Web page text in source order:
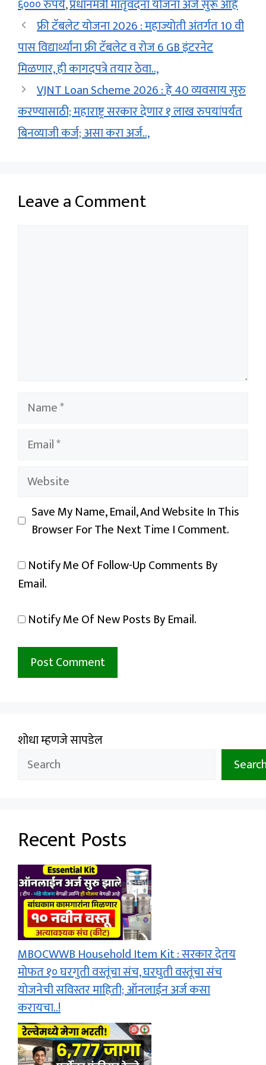
६००० रुपये,प्रधानमंत्री मातृवंदना योजना अर्ज सुरू आहे
फ्री टॅबलेट योजना 2026 : महाज्योती अंतर्गत 10 वी
पास विद्यार्थ्यांना फ्री टॅबलेट व रोज 6 GB इंटरनेट
मिळणार, ही कागदपत्रे तयार ठेवा..,
VJNT Loan Scheme 2026 : हे 40 व्यवसाय सुरु
करण्यासाठी; महाराष्ट्र सरकार देणार १ लाख रुपयांपर्यंत
बिनव्याजी कर्ज; असा करा अर्ज..,
Leave a Comment
Name
Email
Website
Save My Name, Email, And Website In This
Browser For The Next Time I Comment.
Notify Me Of Follow-Up Comments By
Email.
Notify Me Of New Posts By Email.
शोधा म्हणजे सापडेल
Recent Posts
MBOCWWB Household Item Kit : सरकार देतय
मोफत १० घरगुती वस्तूंचा संच, घरघुती वस्तूंचा संच
योजनेची सविस्तर माहिती; ऑनलाईन अर्ज कसा
करायचा..!